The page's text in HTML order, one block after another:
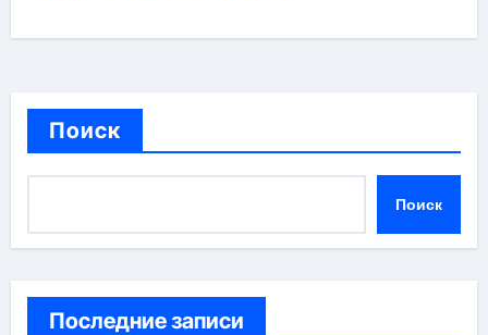
Поиск
Поиск
Последние записи